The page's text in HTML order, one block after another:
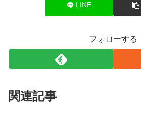
LINE
フォローする
関連記事